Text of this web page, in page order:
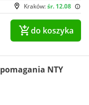
Kraków:śr. 12.08
do koszyka
NTY